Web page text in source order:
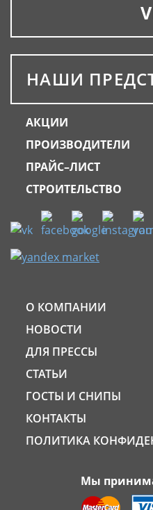
НАШИ
АКЦИИ
ПРОИЗВОДИТЕЛИ
ПРАЙС–ЛИСТ
СТРОИТЕЛЬСТВО
О КОМПАНИИ
НОВОСТИ
ДЛЯ ПРЕССЫ
СТАТЬИ
ГОСТЫ И СНИПЫ
КОНТАКТЫ
ПОЛИТИКА
Мы